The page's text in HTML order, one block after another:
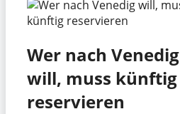
Wer nach Venedig
will, muss künftig
reservieren